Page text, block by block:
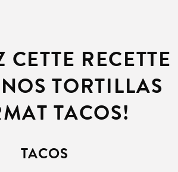
CETTE RECETTE
TORTILLAS
TACOS!
TACOS